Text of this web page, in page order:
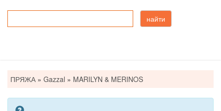
найти
здесь
ПРЯЖА » Gazzal » MARILYN & MERINOS